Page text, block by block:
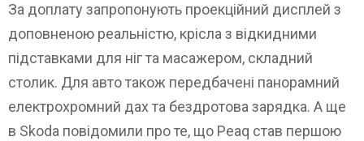
За доплату запропонують проекційний дисплей з
доповненою реальністю, крісла з відкидними
підставками для ніг та масажером, складний
столик. Для авто також передбачені панорамний
електрохромний дах та бездротова зарядка. А ще
в Skoda повідомили про те, що Peaq став першою